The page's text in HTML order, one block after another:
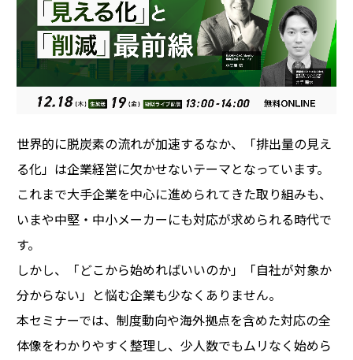
世界的に脱炭素の流れが加速するなか、「排出量の見え
る化」は企業経営に欠かせないテーマとなっています。
これまで大手企業を中心に進められてきた取り組みも、
いまや中堅・中小メーカーにも対応が求められる時代で
す。
しかし、「どこから始めればいいのか」「自社が対象か
分からない」と悩む企業も少なくありません。
本セミナーでは、制度動向や海外拠点を含めた対応の全
体像をわかりやすく整理し、少人数でもムリなく始めら